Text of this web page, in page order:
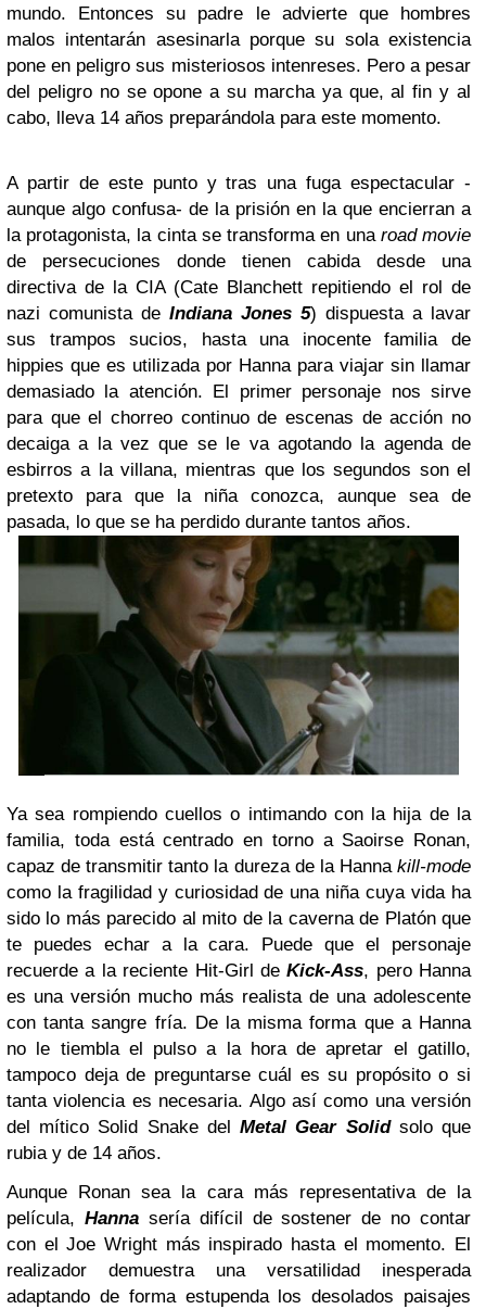
mundo. Entonces su padre le advierte quehombres
malos intentarán asesinarla porque su sola existencia
pone en peligro sus misteriosos intenreses. Pero a pesar
del peligro no se opone a su marcha ya que, al fin y al
cabo, lleva 14 años preparándola para este momento.
A partir de este punto y tras una fuga espectacular -
aunque algo confusa- de la prisión en la que encierran a
la protagonista, la cinta se transforma en una road movie
de persecuciones donde tienen cabida desde una
directiva de la CIA (Cate Blanchett repitiendo el rol de
nazi comunista de Indiana Jones 5) dispuesta a lavar
sus trampos sucios, hasta una inocente familia de
hippies que es utilizada por Hanna para viajar sin llamar
demasiado la atención. El primer personaje nos sirve
para que el chorreo continuo de escenas de acción no
decaiga a la vez que se le va agotando la agenda de
esbirros a la villana, mientras que los segundos son el
pretexto para que la niña conozca, aunque sea de
pasada, lo que se ha perdido durante tantos años.
Ya sea rompiendo cuellos o intimando con la hija de la
familia, toda está centrado en torno a Saoirse Ronan,
capaz de transmitir tanto la dureza de la Hanna kill-mode
como la fragilidad y curiosidad de una niña cuya vida ha
sido lo más parecido al mito de la caverna de Platón que
te puedes echar a la cara. Puede que el personaje
recuerde a la reciente Hit-Girl deKick-Ass, pero Hanna
es una versión mucho más realista de una adolescente
con tanta sangre fría. De la misma forma que a Hanna
no le tiembla el pulso a la hora de apretar el gatillo,
tampoco deja de preguntarse cuál es su propósito o si
tanta violencia es necesaria. Algo así como una versión
del mítico Solid Snake delMetal Gear Solidsolo que
rubia y de 14 años.
Aunque Ronan sea la cara más representativa de la
película, Hannasería difícil de sostener de no contar
con el Joe Wright más inspirado hasta el momento. El
realizador demuestra una versatilidad inesperada
adaptando de forma estupenda los desolados paisajes